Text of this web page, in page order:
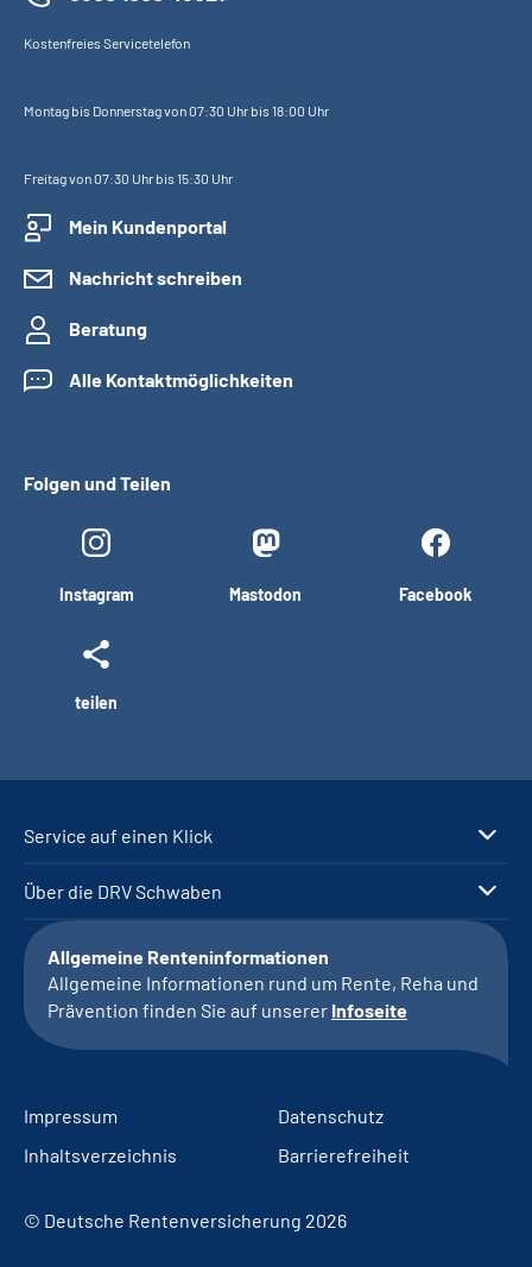
Kostenfreies Servicetelefon
Montag bis Donnerstag von 07:30 Uhr bis 18:00 Uhr
Freitag von 07:30 Uhr bis 15:30 Uhr
Mein Kundenportal
Nachricht schreiben
Beratung
Alle Kontaktmöglichkeiten
Folgen und Teilen
Instagram Mastodon Facebook
teilen
Service auf einen Klick
Über die DRV Schwaben
Allgemeine Renteninformationen
Allgemeine Informationen rund um Rente, Reha und
Prävention finden Sie auf unserer Infoseite
Impressum
Datenschutz
Inhaltsverzeichnis
Barrierefreiheit
© Deutsche Rentenversicherung 2026